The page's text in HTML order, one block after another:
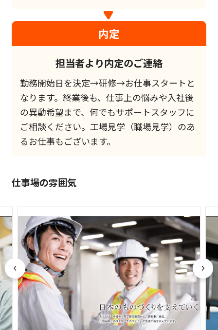
内定
担当者より内定のご連絡
勤務開始日を決定→研修→お仕事スタートと
なります。終業後も、仕事上の悩みや入社後
の異動希望まで、何でもサポートスタッフに
ご相談ください。工場見学（職場見学）のあ
るお仕事もございます。
仕事場の雰囲気